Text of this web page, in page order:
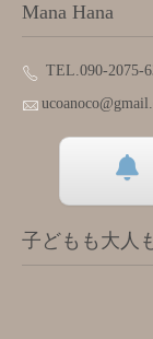
Mana Hana
TEL.090-2075-
子どもも大人